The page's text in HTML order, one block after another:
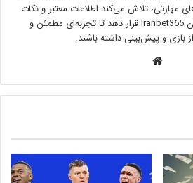
مهارتی، تلاش می‌کند اطلاعات معتبر و نکات
کاربردی را در اختیار کاربران Iranbet365 قرار دهد تا تجربه‌ای مطمئن و
بازی و پیش‌بینی داشته باشند.